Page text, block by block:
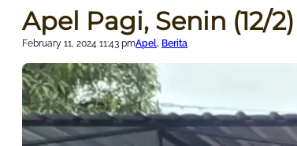
Apel Pagi, Senin (12/2)
February 11, 2024 11:43 pmApel, Berita